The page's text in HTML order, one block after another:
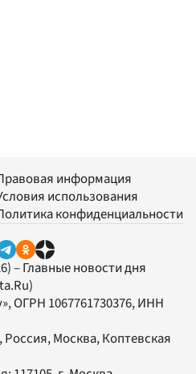
информация
использования
конфиденциальности
– Главные новости дня
, ОГРН 1067761730376, ИНН
Россия, Москва, Коптевская